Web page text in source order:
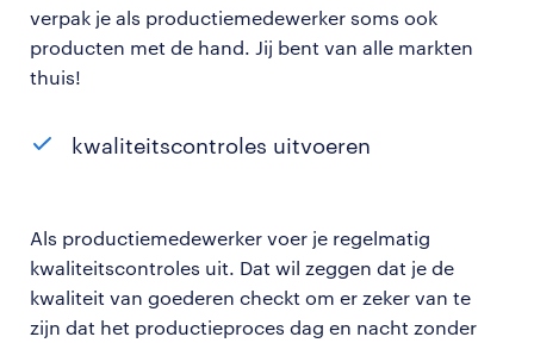
verpak je als productiemedewerker soms ook
producten met de hand. Jij bent van alle markten
thuis!
kwaliteitscontroles uitvoeren
Als productiemedewerker voer je regelmatig
kwaliteitscontroles uit. Dat wil zeggen dat je de
kwaliteit van goederen checkt om er zeker van te
zijn dat het productieproces dag en nacht zonder